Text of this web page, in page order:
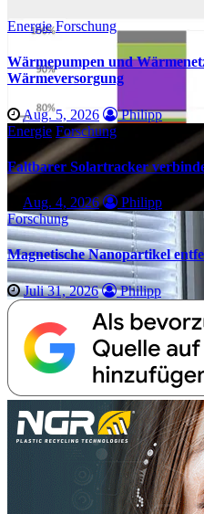
Energie Forschung
Wärmepumpen und
Wärmeversorgung
Aug. 5, 2026
Philipp
Energie Forschung
Faltbarer Solartracker
Aug. 4, 2026
Philipp
Forschung
Magnetische Nanopartikel
Juli 31, 2026 Philipp